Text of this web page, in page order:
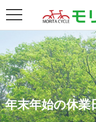
toggle
年末年始の休業